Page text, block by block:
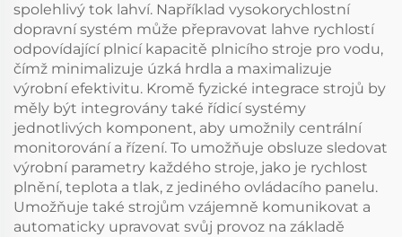
spolehlivý tok lahví. Například vysokorychlostní
dopravní systém může přepravovat lahve rychlostí
odpovídající plnicí kapacitě plnicího stroje pro vodu,
čímž minimalizuje úzká hrdla a maximalizuje
výrobní efektivitu. Kromě fyzické integrace strojů by
měly být integrovány také řídicí systémy
jednotlivých komponent, aby umožnily centrální
monitorování a řízení. To umožňuje obsluze sledovat
výrobní parametry každého stroje, jako je rychlost
plnění, teplota a tlak, z jediného ovládacího panelu.
Umožňuje také strojům vzájemně komunikovat a
automaticky upravovat svůj provoz na základě